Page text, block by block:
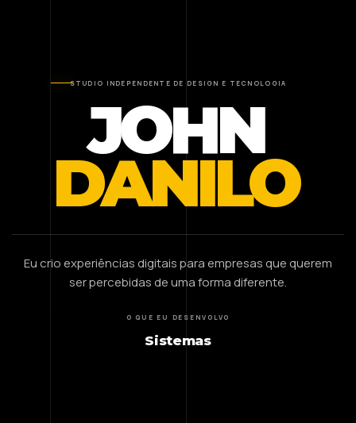
STUDIO INDEPENDENTE DE DESIGN E TECNOLOGIA
JOHN
DANILO
Eu crio experiências digitais para empresas que querem
ser percebidas de uma forma diferente.
O QUE EU DESENVOLVO
Sistemas